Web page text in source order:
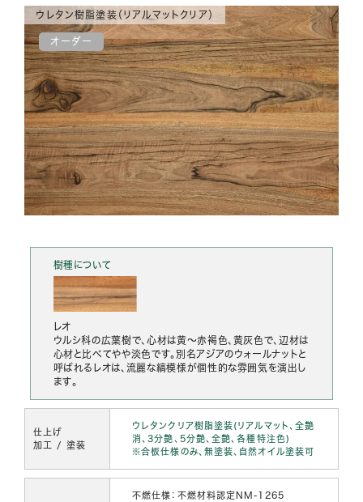
ウレタン樹脂塗装（リアルマットクリア）
オーダー
樹種について
レオ
ウルシ科の広葉樹で、心材は黄～赤褐色、黄灰色で、辺材は
心材と比べてやや淡色です。別名アジアのウォールナットと
呼ばれるレオは、流麗な縞模様が個性的な雰囲気を演出し
ます。
仕上げ
加工 / 塗装
ウレタンクリア樹脂塗装(リアルマット、全艶
消、3分艶、5分艶、全艶、各種特注色)
※合板仕様のみ、無塗装、自然オイル塗装可
不燃仕様：不燃材料認定NM-1265